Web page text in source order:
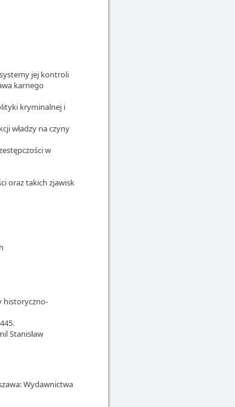
jej kontroli
karnego
kryminalnej i
władzy na czyny
w
oraz takich zjawisk
historyczno-
Stanisław
Wydawnictwa